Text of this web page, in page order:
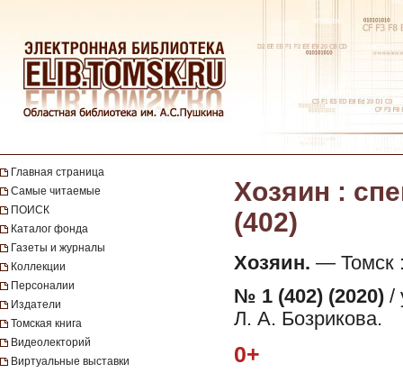
Главная страница
Самые читаемые
ПОИСК
Каталог фонда
Газеты и журналы
Коллекции
Персоналии
Издатели
Томская книга
Видеолекторий
Виртуальные выставки
Хозяин :
(402)
Хозяин. — Томск
№ 1 (402) (2020) /
Л. А. Бозрикова.
0+